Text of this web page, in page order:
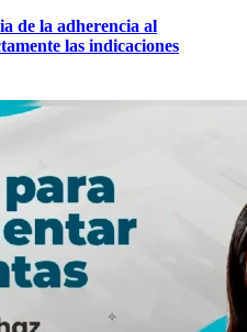
de la adherencia al
las indicaciones